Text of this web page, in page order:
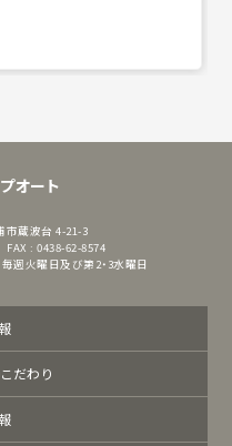
オート
市蔵波台 4-21-3
FAX : 0438-62-8574
週火曜日及び第2・3水曜日
だわり